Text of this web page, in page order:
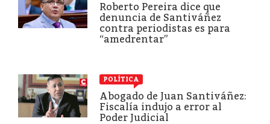
Roberto Pereira dice que
denuncia de Santiváñez
contra periodistas es para
“amedrentar”
POLÍTICA
Abogado de Juan Santiváñez:
Fiscalía indujo a error al
Poder Judicial